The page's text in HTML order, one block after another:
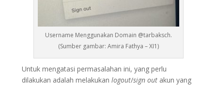
Username Menggunakan Domain @tarbaksch.
(Sumber gambar: Amira Fathya – XI1)
Untuk mengatasi permasalahan ini, yang perlu
dilakukan adalah melakukan logout/sign outakun yang